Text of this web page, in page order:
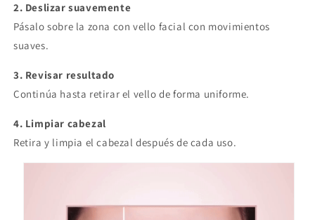
2. Deslizar suavemente
Pásalo sobre la zona con vello facial con movimientos
suaves.
3. Revisar resultado
Continúa hasta retirar el vello de forma uniforme.
4. Limpiar cabezal
Retira y limpia el cabezal después de cada uso.